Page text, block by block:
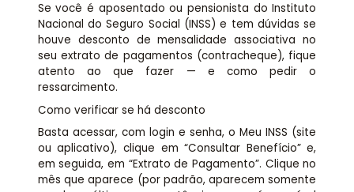
Se você é aposentado ou pensionista do Instituto
Nacional do Seguro Social (INSS) e tem dúvidas se
houve desconto de mensalidade associativa no
seu extrato de pagamentos (contracheque), fique
atento ao que fazer — e como pedir o
ressarcimento.
Como verificar se há desconto
Basta acessar, com login e senha, o Meu INSS (site
ou aplicativo), clique em “Consultar Benefício” e,
em seguida, em “Extrato de Pagamento”. Clique no
mês que aparece (por padrão, aparecem somente